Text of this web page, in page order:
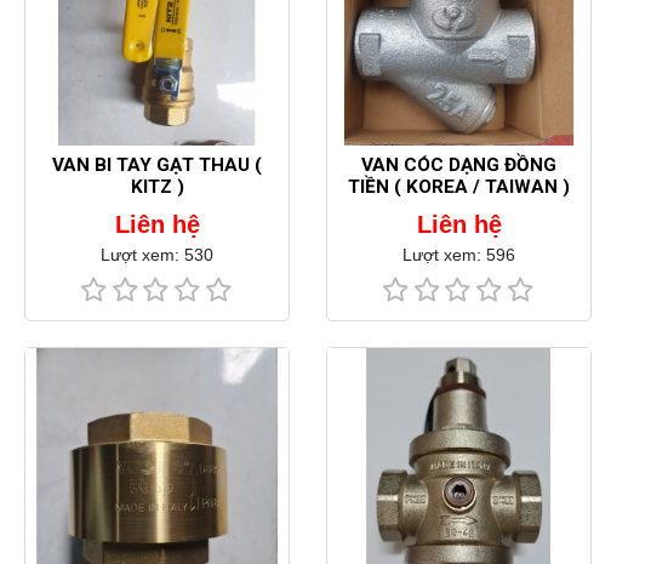
VAN BI TAY GẠT THAU (
KITZ )
Liên hệ
Lượt xem: 530
VAN CÓC DẠNG ĐỒNG
TIỀN ( KOREA / TAIWAN )
Liên hệ
Lượt xem: 596